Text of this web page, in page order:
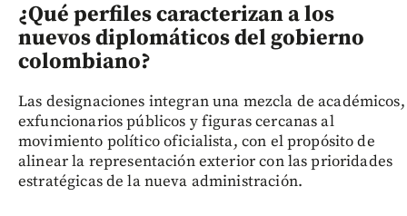
¿Qué perfiles caracterizan a los
nuevos diplomáticos del gobierno
colombiano?
Las designaciones integran una mezcla de académicos,
exfuncionarios públicos y figuras cercanas al
movimiento político oficialista, con el propósito de
alinear la representación exterior con las prioridades
estratégicas de la nueva administración.